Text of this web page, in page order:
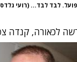
לבד לבד... (רועי
לכאורה, קנדה